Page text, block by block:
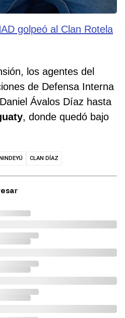
golpeó al Clan Rotela
los agentes del
de Defensa Interna
Ávalos Díaz hasta
, donde quedó bajo
CLAN DÍAZ